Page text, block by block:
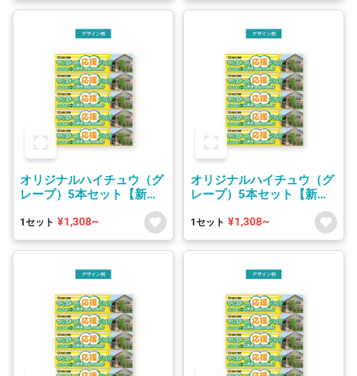
オリジナルハイチュウ（グ
レープ）5本セット【新パ
1セット ¥1,308~
オリジナルハイチュウ（グ
レープ）5本セット【新パ
1セット ¥1,308~